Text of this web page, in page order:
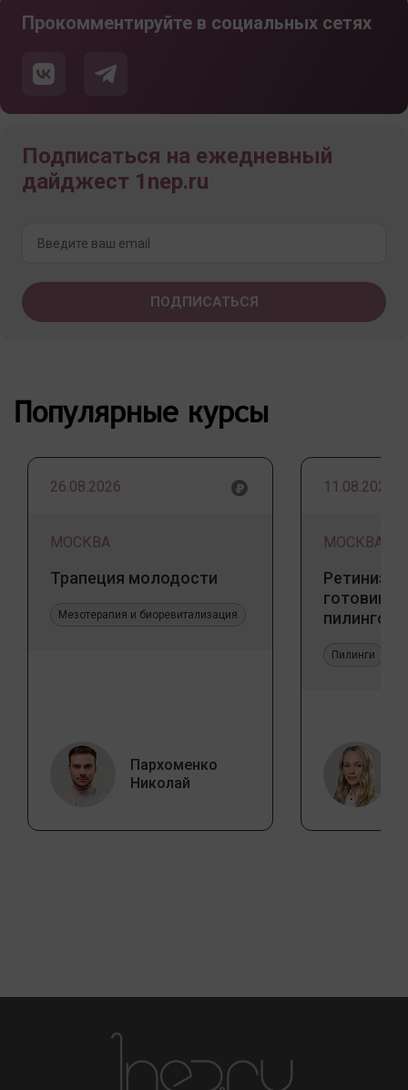
Прокомментируйте в социальных сетях
Подписаться на ежедневный
дайджест 1nep.ru
Популярные курсы
26.08.2026
МОСКВА
Трапеция молодости
Мезотерапия и биоревитализация
Пархоменко
Николай
11.08.2026
МОСКВА
готовим
пилингов
Пилинги